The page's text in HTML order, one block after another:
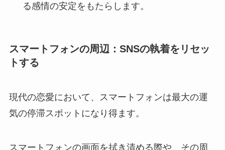
る感情の安定をもたらします。
スマートフォンの周辺：SNSの執着をリセッ
トする
現代の恋愛において、スマートフォンは最大の運
気の停滞スポットになり得ます。
スマートフォンの画面を拭き清める際や、その周